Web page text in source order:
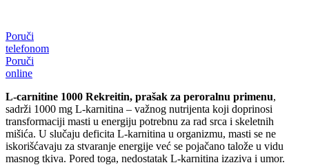
Poruči
telefonom
Poruči
online
L-carnitine 1000 Rekreitin, prašak za peroralnu primenu,
sadrži 1000 mg L-karnitina – važnog nutrijenta koji doprinosi
transformaciji masti u energiju potrebnu za rad srca i skeletnih
mišića. U slučaju deficita L-karnitina u organizmu, masti se ne
iskorišćavaju za stvaranje energije već se pojačano talože u vidu
masnog tkiva. Pored toga, nedostatak L-karnitina izaziva i umor.